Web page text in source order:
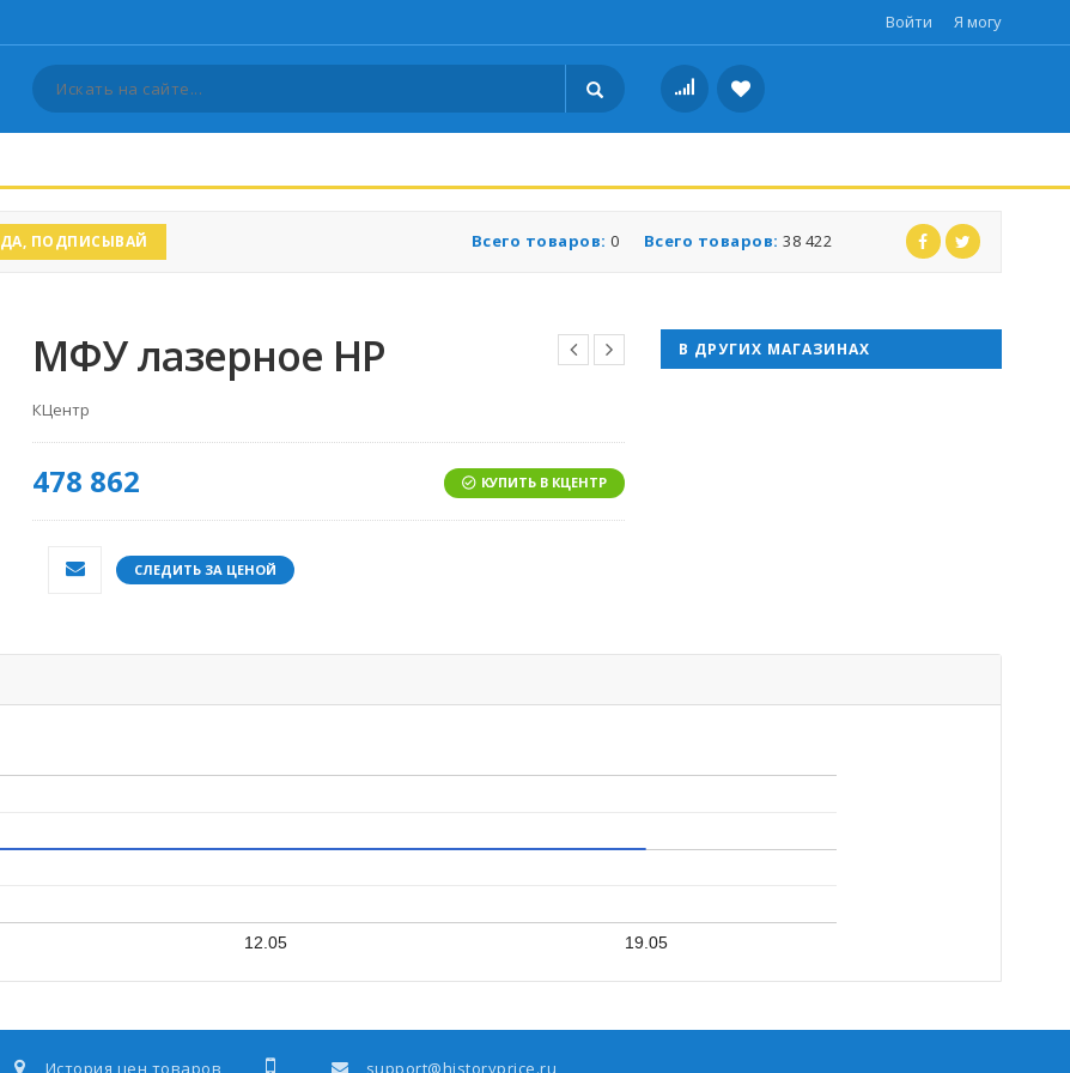
Войти Я могу
ДА, ПОДПИСЫВАЙ Всего товаров: 38 422
Всего товаров: 0
МФУ лазерное HP
КЦентр
478 862 КУПИТЬ В КЦЕНТР
СЛЕДИТЬ ЗА ЦЕНОЙ
В ДРУГИХ МАГАЗИНАХ
12.05 19.05
История цен товаров support@historyprice.ru